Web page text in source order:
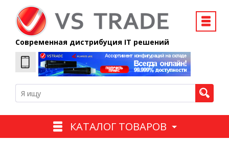
Современная дистрибуция IT решений
КАТАЛОГ ТОВАРОВ